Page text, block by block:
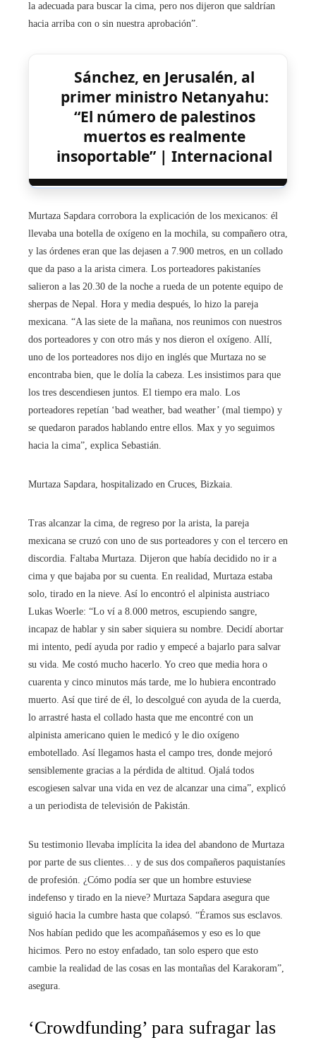
la adecuada para buscar la cima, pero nos dijeron que saldrían
hacia arriba con o sin nuestra aprobación”.
Sánchez, en Jerusalén, al
primer ministro Netanyahu:
“El número de palestinos
muertos es realmente
insoportable” | Internacional
Murtaza Sapdara corrobora la explicación de los mexicanos: él
llevaba una botella de oxígeno en la mochila, su compañero otra,
y las órdenes eran que las dejasen a 7.900 metros, en un collado
que da paso a la arista cimera. Los porteadores pakistaníes
salieron a las 20.30 de la noche a rueda de un potente equipo de
sherpas de Nepal. Hora y media después, lo hizo la pareja
mexicana. “A las siete de la mañana, nos reunimos con nuestros
dos porteadores y con otro más y nos dieron el oxígeno. Allí,
uno de los porteadores nos dijo en inglés que Murtaza no se
encontraba bien, que le dolía la cabeza. Les insistimos para que
los tres descendiesen juntos. El tiempo era malo. Los
porteadores repetían ‘bad weather, bad weather’ (mal tiempo) y
se quedaron parados hablando entre ellos. Max y yo seguimos
hacia la cima”, explica Sebastián.
Murtaza Sapdara, hospitalizado en Cruces, Bizkaia.
Tras alcanzar la cima, de regreso por la arista, la pareja
mexicana se cruzó con uno de sus porteadores y con el tercero en
discordia. Faltaba Murtaza. Dijeron que había decidido no ir a
cima y que bajaba por su cuenta. En realidad, Murtaza estaba
solo, tirado en la nieve. Así lo encontró el alpinista austriaco
Lukas Woerle: “Lo ví a 8.000 metros, escupiendo sangre,
incapaz de hablar y sin saber siquiera su nombre. Decidí abortar
mi intento, pedí ayuda por radio y empecé a bajarlo para salvar
su vida. Me costó mucho hacerlo. Yo creo que media hora o
cuarenta y cinco minutos más tarde, me lo hubiera encontrado
muerto. Así que tiré de él, lo descolgué con ayuda de la cuerda,
lo arrastré hasta el collado hasta que me encontré con un
alpinista americano quien le medicó y le dio oxígeno
embotellado. Así llegamos hasta el campo tres, donde mejoró
sensiblemente gracias a la pérdida de altitud. Ojalá todos
escogiesen salvar una vida en vez de alcanzar una cima”, explicó
a un periodista de televisión de Pakistán.
Su testimonio llevaba implícita la idea del abandono de Murtaza
por parte de sus clientes… y de sus dos compañeros paquistaníes
de profesión. ¿Cómo podía ser que un hombre estuviese
indefenso y tirado en la nieve? Murtaza Sapdara asegura que
siguió hacia la cumbre hasta que colapsó. “Éramos sus esclavos.
Nos habían pedido que les acompañásemos y eso es lo que
hicimos. Pero no estoy enfadado, tan solo espero que esto
cambie la realidad de las cosas en las montañas del Karakoram”,
asegura.
‘Crowdfunding’ para sufragar las